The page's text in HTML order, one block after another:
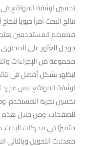
تحسين ارشفة المواقع في
نتائج البحث أمراً حيوياً
فمعظم المستخدمين
مجموعة من الإجراءات
ليظهر بشكل أفضل في
ارشفة المواقع ليس
تحسين تجربة المستخدم.
للصفحات. ومن خلال هذه
متميزًا في محركات البحث.
معدلات التحويل وبالتالي